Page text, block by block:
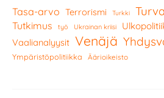
Tasa-arvo Terrorismi Turkki
Tutkimus työ Ukrainan kriisi
Vaalianalyysit Venäjä
Ympäristöpolitiikka Äärioikeisto